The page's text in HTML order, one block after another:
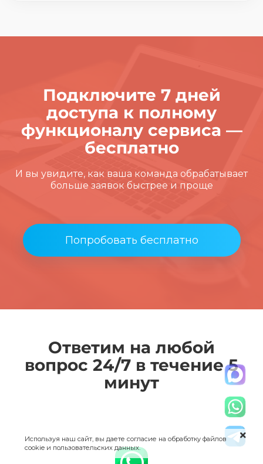
Подключите 7 дней
доступа к полному
функционалу сервиса —
бесплатно
И вы увидите, как ваша команда обрабатывает
больше заявок быстрее и проще
Попробовать бесплатно
Ответим на любой
вопрос 24/7 в течение 5
минут
Используя наш сайт, вы даете согласие на обработку файлов
cookie и пользовательских данных.